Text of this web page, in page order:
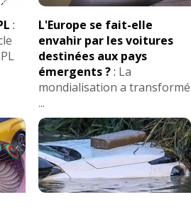
:
L'Europe se fait-elle
envahir par les voitures
destinées aux pays
émergents ?: La
mondialisation a transformé
...